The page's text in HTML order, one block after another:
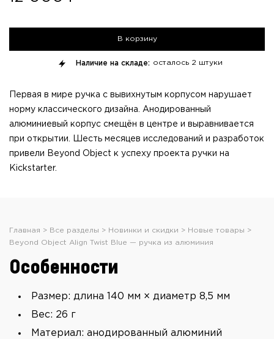
В корзину
Наличие на складе: осталось 2 штуки
Первая в мире ручка с вывихнутым корпусом нарушает
норму классического дизайна. Анодированный
алюминиевый корпус смещён в центре и выравнивается
при открытии. Шесть месяцев исследований и разработок
привели Beyond Object к успеху проекта ручки на
Kickstarter.
Главная Все разделы Новинки и скидки
Новые товары
Beyond Object Align Twist Blue — ручка из алюминия
Особенности
Размер: длина 140 мм × диаметр 8,5 мм
Вес: 26 г
Материал: анодированный алюминий